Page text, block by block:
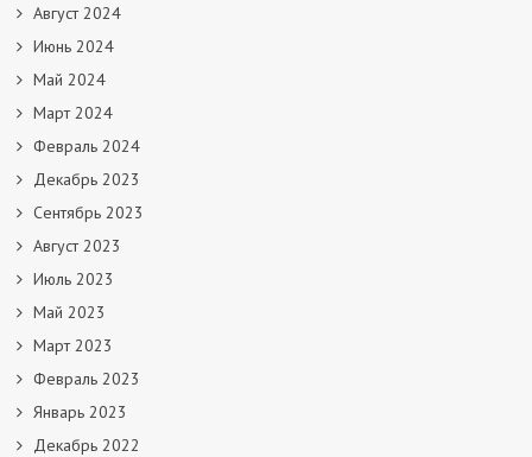
Август 2024
Июнь 2024
Май 2024
Март 2024
Февраль 2024
Декабрь 2023
Сентябрь 2023
Август 2023
Июль 2023
Май 2023
Март 2023
Февраль 2023
Январь 2023
Декабрь 2022